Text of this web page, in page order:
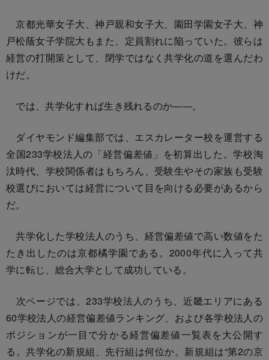
京都光華女子大、神戸親和女子大、園田学園女子大、神
戸松蔭女子学院大もまた、定員割れに陥っていた。彼らは
経営の打開策として、閉学ではなく共学化の道を選んだわ
けだ。
では、共学化すれば生き残れるのか――。
ダイヤモンド編集部では、エスカレーター校を運営する
全国233学校法人の「経営偏差値」を初算出した。学校淘
汰時代、学校関係者はもちろん、受験生やその家族も受験
校選びにおいては経営について目を向ける必要があるから
だ。
共学化した学校法人のうち、経営偏差値で高い数値をた
たき出したのは京都橘学園である。2000年代に入って共
学に転じ、総合大学として成功している。
次ページでは、233学校法人のうち、近畿エリアにある
60学校法人の経営偏差値ランキング、および各学校法人の
ポジションが一目で分かる経営偏差値一覧表を大公開す
る。共学化の新規組、先行組は何位か。新規組は“第2の京